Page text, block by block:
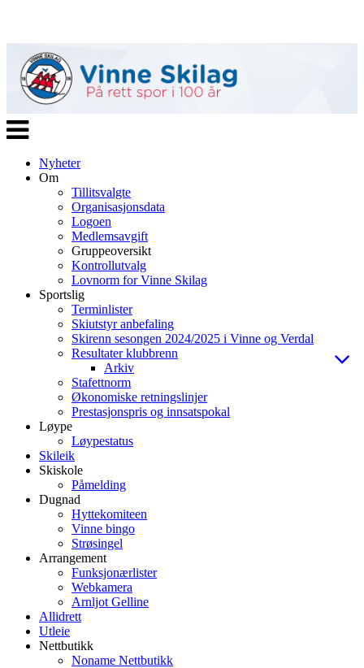
Veksle
navigasjon
Nyheter
Om
Tillitsvalgte
Organisasjonsdata
Logoen
Medlemsavgift
Gruppeoversikt
Kontrollutvalg
Lovnorm for Vinne Skilag
Sportslig
Terminlister
Skiutstyr anbefaling
Skirenn sesongen 2024/2025 i Vinne og Verdal
Resultater klubbrenn
Arkiv
Stafettnorm
Økonomiske retningslinjer
Prestasjonspris og innsatspokal
Løype
Løypestatus
Skileik
Skiskole
Påmelding
Dugnad
Hyttekomiteen
Vinne bingo
Strøsingel
Arrangement
Funksjonærlister
Webkamera
Arnljot Gelline
Allidrett
Utleie
Nettbutikk
Noname Nettbutikk